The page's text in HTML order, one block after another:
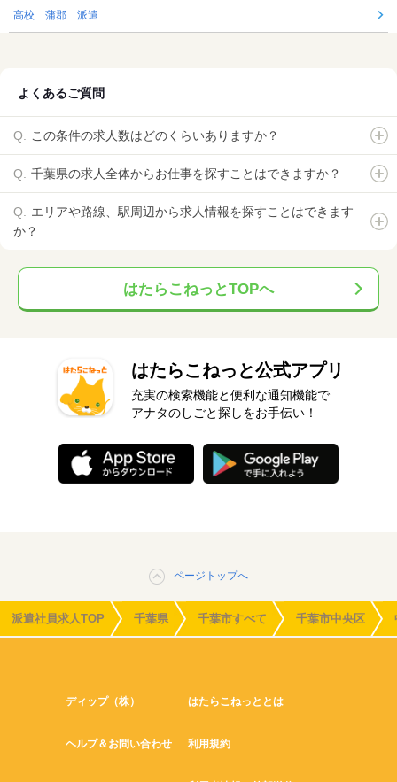
高校 蒲郡 派遣
よくあるご質問
この条件の求人数はどのくらいありますか？
千葉県の求人全体からお仕事を探すことはできますか？
エリアや路線、駅周辺から求人情報を探すことはできます
か？
はたらこねっとTOPへ
はたらこねっと公式アプリ
充実の検索機能と便利な通知機能で
アナタのしごと探しをお手伝い！
ページトップへ
派遣社員求人TOP 千葉県 千葉市すべて 千葉市中央区
ディップ（株） はたらこねっととは
ヘルプ＆お問い合わせ 利用規約